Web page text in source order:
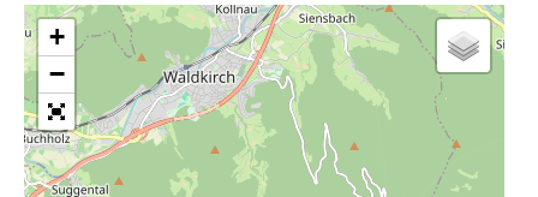
+
−